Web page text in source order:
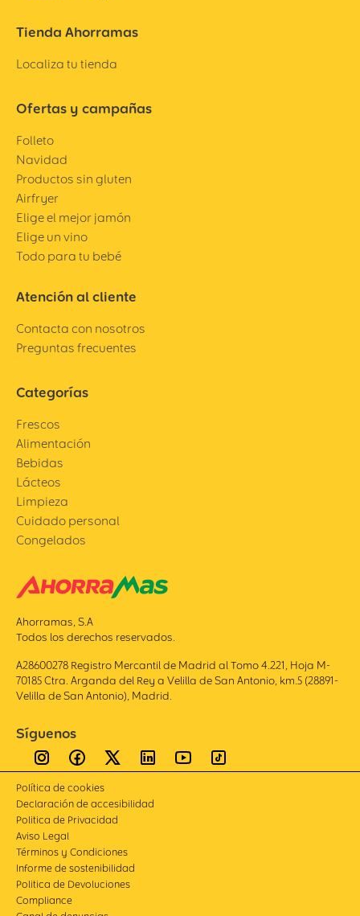
Tienda Ahorramas
Localiza tu tienda
Ofertas y campañas
Folleto
Navidad
Productos sin gluten
Airfryer
Elige el mejor jamón
Elige un vino
Todo para tu bebé
Atención al cliente
Contacta con nosotros
Preguntas frecuentes
Categorías
Frescos
Alimentación
Bebidas
Lácteos
Limpieza
Cuidado personal
Congelados
Ahorramas, S.A
Todos los derechos reservados.
A28600278 Registro Mercantil de Madrid al Tomo 4.221, Hoja M-
70185 Ctra. Arganda del Rey a Velilla de San Antonio, km.5 (28891-
Velilla de San Antonio), Madrid.
Síguenos
Política de cookies
Declaración de accesibilidad
Politica de Privacidad
Aviso Legal
Términos y Condiciones
Informe de sostenibilidad
Politica de Devoluciones
Compliance